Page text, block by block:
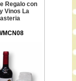
Regalo con
Vinos La